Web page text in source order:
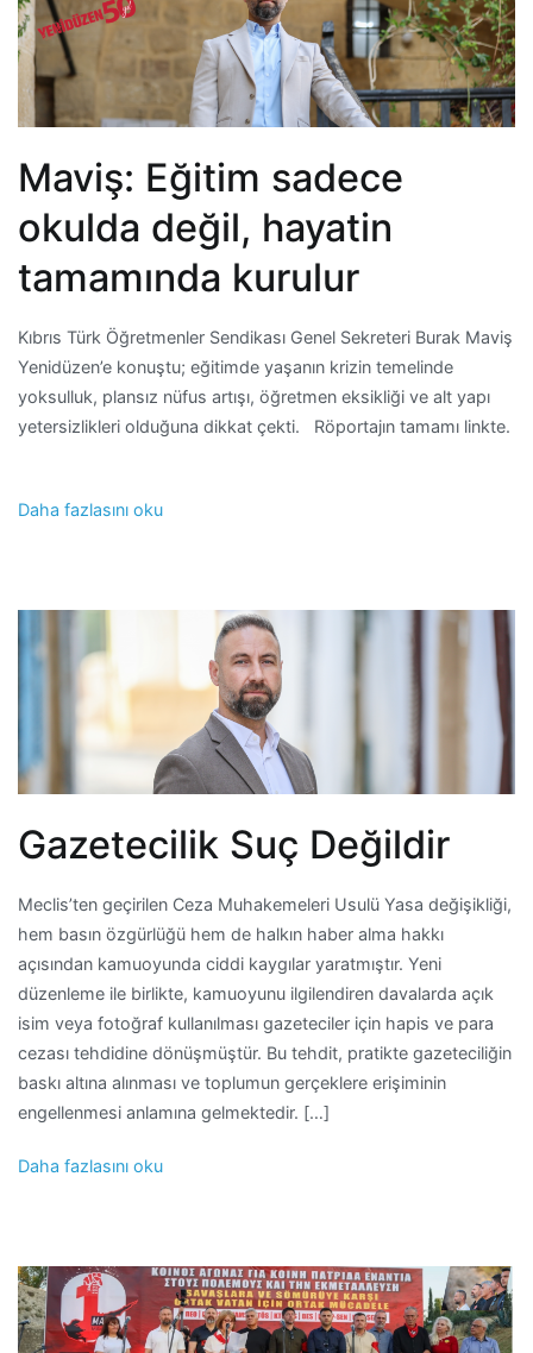
Maviş: Eğitim sadece
okulda değil, hayatin
tamamında kurulur
Kıbrıs Türk Öğretmenler Sendikası Genel Sekreteri Burak Maviş
Yenidüzen’e konuştu; eğitimde yaşanın krizin temelinde
yoksulluk, plansız nüfus artışı, öğretmen eksikliği ve alt yapı
yetersizlikleri olduğuna dikkat çekti. Röportajın tamamı linkte.
Daha fazlasını oku
Gazetecilik Suç Değildir
Meclis’ten geçirilen Ceza Muhakemeleri Usulü Yasa değişikliği,
hem basın özgürlüğü hem de halkın haber alma hakkı
açısından kamuoyunda ciddi kaygılar yaratmıştır. Yeni
düzenleme ile birlikte, kamuoyunu ilgilendiren davalarda açık
isim veya fotoğraf kullanılması gazeteciler için hapis ve para
cezası tehdidine dönüşmüştür. Bu tehdit, pratikte gazeteciliğin
baskı altına alınması ve toplumun gerçeklere erişiminin
engellenmesi anlamına gelmektedir. […]
Daha fazlasını oku